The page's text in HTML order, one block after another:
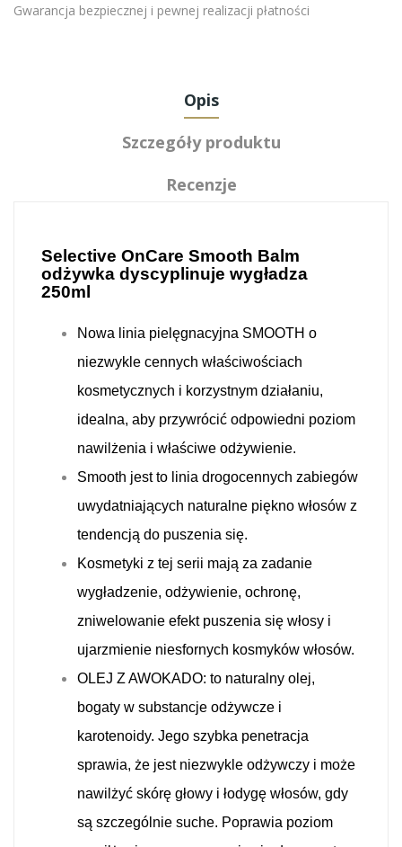
Gwarancja bezpiecznej i pewnej realizacji płatności
Opis
Szczegóły produktu
Recenzje
Selective OnCare Smooth Balm
odżywka dyscyplinuje wygładza
250ml
Nowa linia pielęgnacyjna SMOOTH o
niezwykle cennych właściwościach
kosmetycznych i korzystnym działaniu,
idealna, aby przywrócić odpowiedni poziom
nawilżenia i właściwe odżywienie.
Smooth jest to linia drogocennych zabiegów
uwydatniających naturalne piękno włosów z
tendencją do puszenia się.
Kosmetyki z tej serii mają za zadanie
wygładzenie, odżywienie, ochronę,
zniwelowanie efekt puszenia się włosy i
ujarzmienie niesfornych kosmyków włosów.
OLEJ Z AWOKADO: to naturalny olej,
bogaty w substancje odżywcze i
karotenoidy. Jego szybka penetracja
sprawia, że jest niezwykle odżywczy i może
nawilżyć skórę głowy i łodygę włosów, gdy
są szczególnie suche. Poprawia poziom